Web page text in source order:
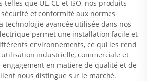
telles que UL, CE et ISO, nos produits
et conformité aux normes
technologie avancée utilisée dans nos
permet une installation facile et
environnements, ce qui les rend
industrielle, commerciale et
en matière de qualité et de
nous distingue sur le marché.